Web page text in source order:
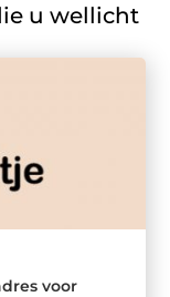
u wellicht
voor